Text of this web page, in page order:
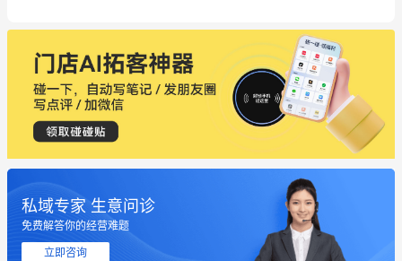
私域专家 生意问诊
免费解答你的经营难题
立即咨询
这个营销策划案例推荐大家看一下
用有赞就能在微信、小红书同时经营了